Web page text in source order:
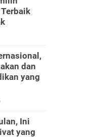
dan
yang
Ini
yang